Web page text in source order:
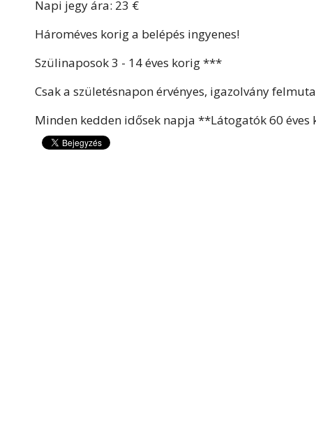
Napi jegy ára: 23 €
Hároméves korig a belépés ingyenes!
Szülinaposok 3 - 14 éves korig ***
Csak a születésnapon érvényes, igazolvány
Minden kedden idősek napja **Látogatók 60